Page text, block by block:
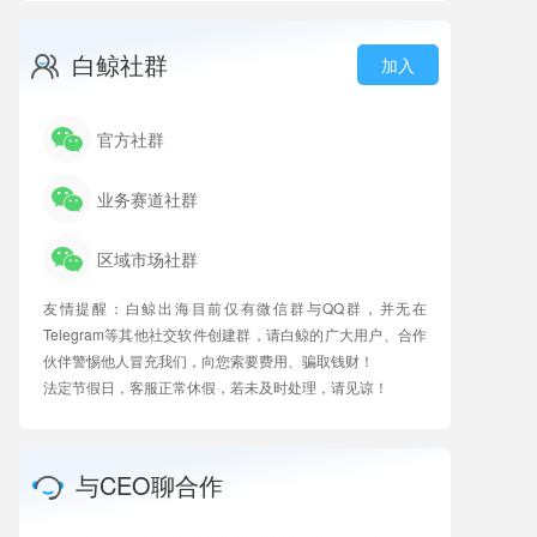
白鲸社群 加入
官方社群
业务赛道社群
区域市场社群
友情提醒：白鲸出海目前仅有微信群与QQ群，并无在
Telegram等其他社交软件创建群，请白鲸的广大用户、合作
伙伴警惕他人冒充我们，向您索要费用、骗取钱财！
法定节假日，客服正常休假，若未及时处理，请见谅！
与CEO聊合作